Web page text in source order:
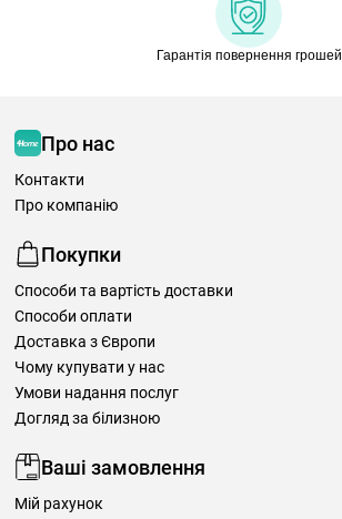
Гарантія повернення грошей
Про нас
Контакти
Про компанію
Покупки
Способи та вартість доставки
Способи оплати
Доставка з Європи
Чому купувати у нас
Умови надання послуг
Догляд за білизною
Ваші замовлення
Мій рахунок